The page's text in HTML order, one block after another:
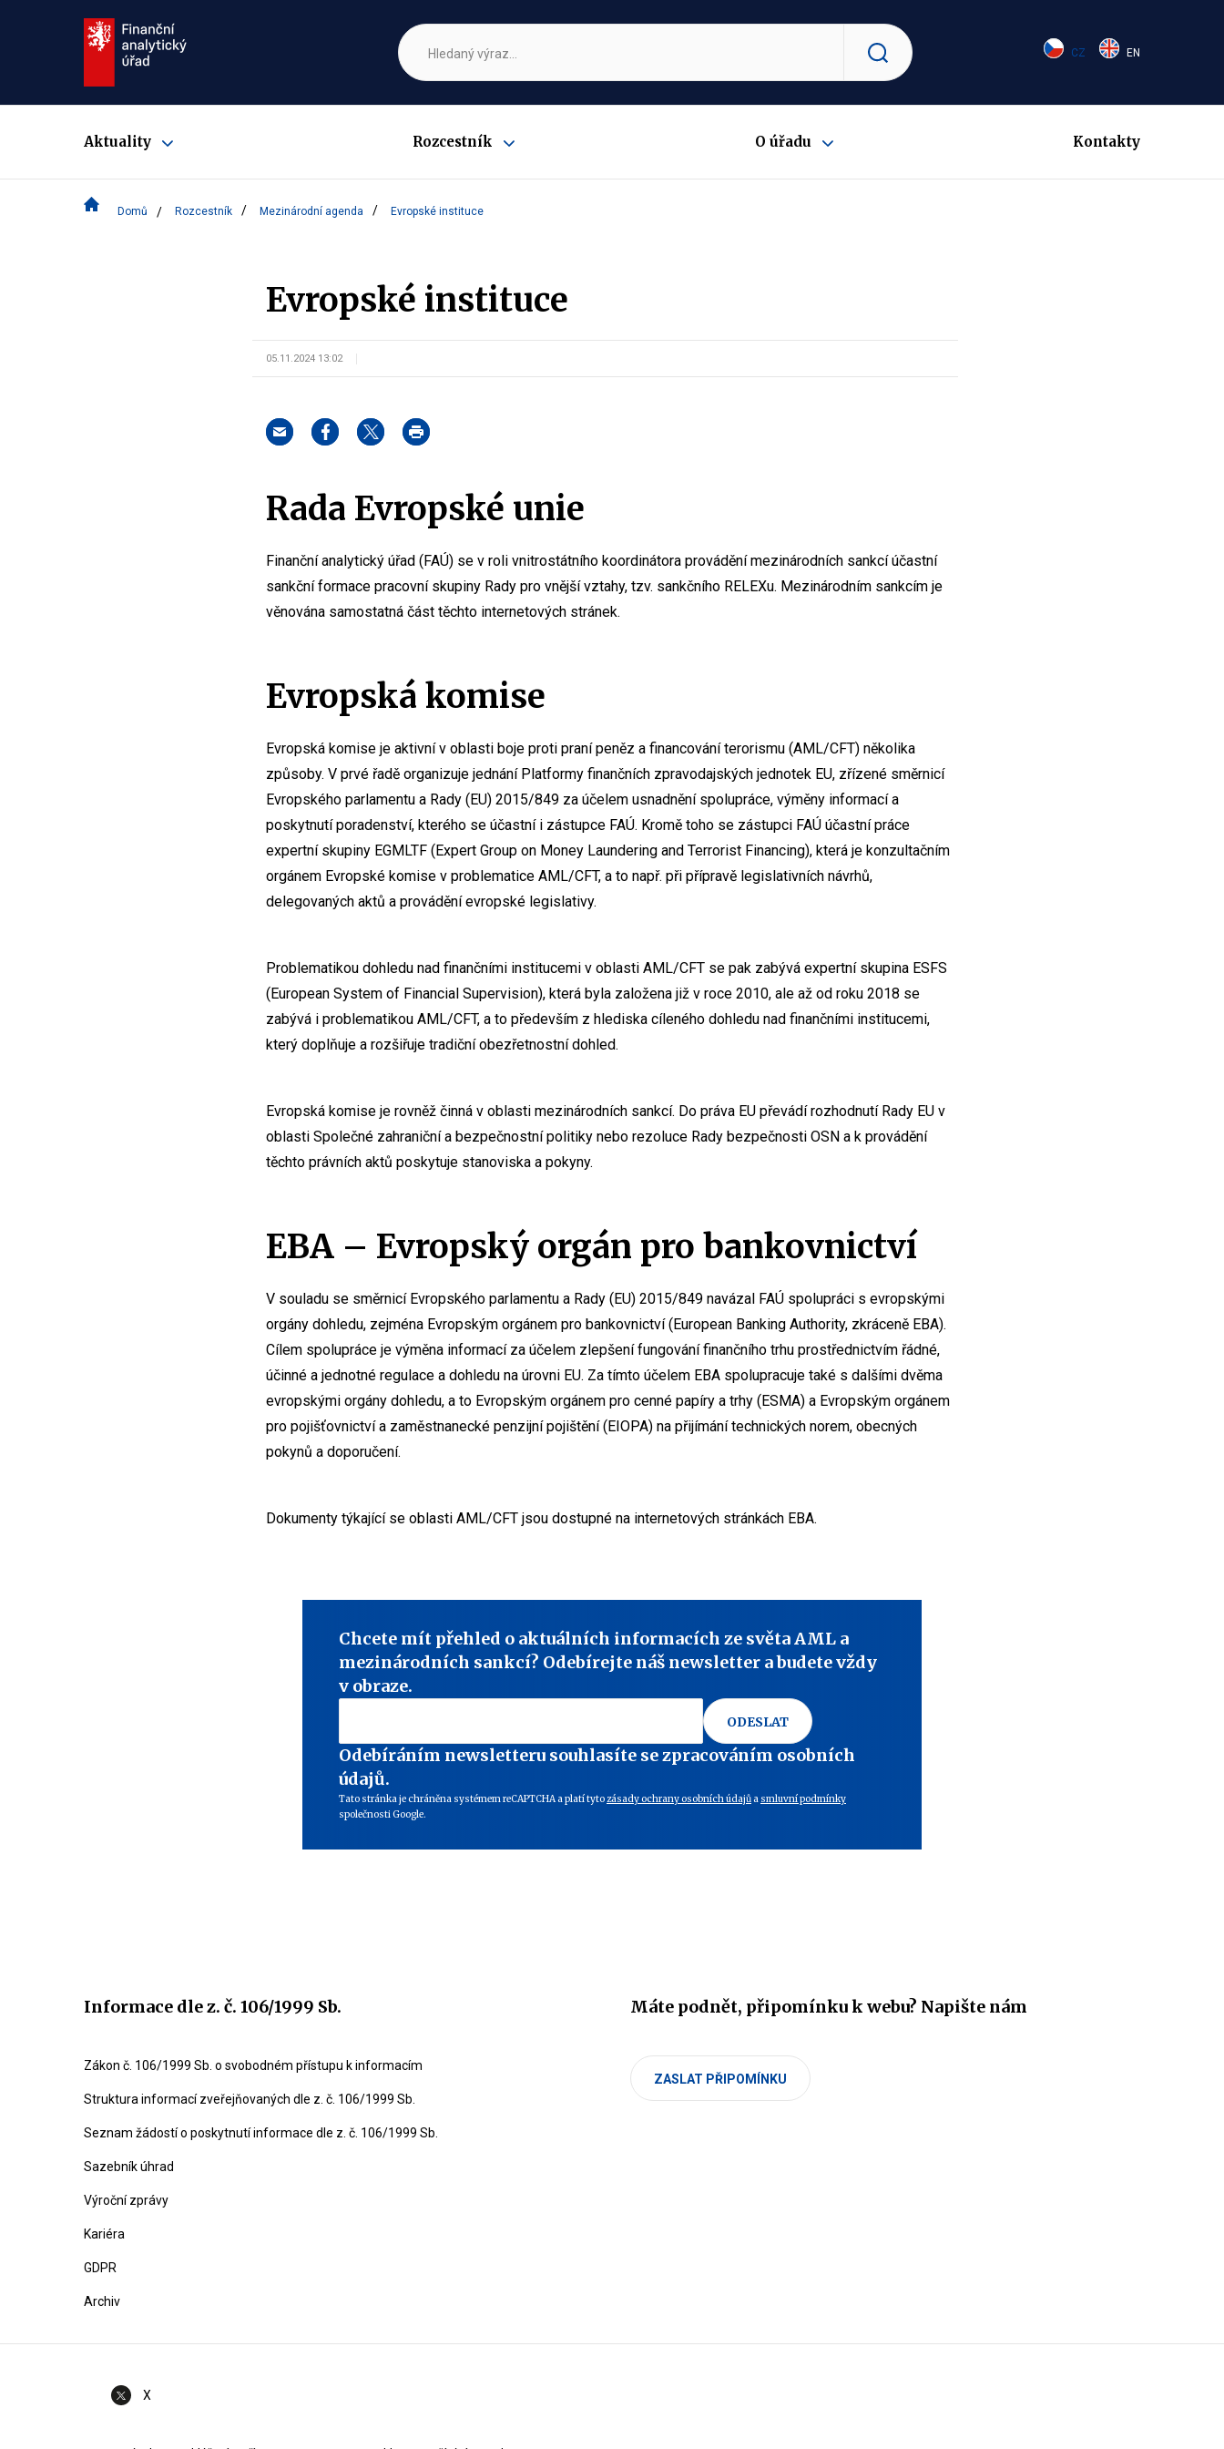
CZ EN
Aktuality Rozcestník O úřadu Kontakty
Domů Rozcestník Mezinárodní agenda Evropské instituce
Evropské instituce
05.11.2024 13:02
Rada Evropské unie
Finanční analytický úřad (FAÚ) se v roli vnitrostátního koordinátora provádění mezinárodních sankcí účastní
sankční formace pracovní skupiny Rady pro vnější vztahy, tzv. sankčního RELEXu. Mezinárodním sankcím je
věnována samostatná část těchto internetových stránek.
Evropská komise
Evropská komise je aktivní v oblasti boje proti praní peněz a financování terorismu (AML/CFT) několika
způsoby. V prvé řadě organizuje jednání Platformy finančních zpravodajských jednotek EU, zřízené směrnicí
Evropského parlamentu a Rady (EU) 2015/849 za účelem usnadnění spolupráce, výměny informací a
poskytnutí poradenství, kterého se účastní i zástupce FAÚ. Kromě toho se zástupci FAÚ účastní práce
expertní skupiny EGMLTF (Expert Group on Money Laundering and Terrorist Financing), která je konzultačním
orgánem Evropské komise v problematice AML/CFT, a to např. při přípravě legislativních návrhů,
delegovaných aktů a provádění evropské legislativy.
Problematikou dohledu nad finančními institucemi v oblasti AML/CFT se pak zabývá expertní skupina ESFS
(European System of Financial Supervision), která byla založena již v roce 2010, ale až od roku 2018 se
zabývá i problematikou AML/CFT, a to především z hlediska cíleného dohledu nad finančními institucemi,
který doplňuje a rozšiřuje tradiční obezřetnostní dohled.
Evropská komise je rovněž činná v oblasti mezinárodních sankcí. Do práva EU převádí rozhodnutí Rady EU v
oblasti Společné zahraniční a bezpečnostní politiky nebo rezoluce Rady bezpečnosti OSN a k provádění
těchto právních aktů poskytuje stanoviska a pokyny.
EBA – Evropský orgán pro bankovnictví
V souladu se směrnicí Evropského parlamentu a Rady (EU) 2015/849 navázal FAÚ spolupráci s evropskými
orgány dohledu, zejména Evropským orgánem pro bankovnictví (European Banking Authority, zkráceně EBA).
Cílem spolupráce je výměna informací za účelem zlepšení fungování finančního trhu prostřednictvím řádné,
účinné a jednotné regulace a dohledu na úrovni EU. Za tímto účelem EBA spolupracuje také s dalšími dvěma
evropskými orgány dohledu, a to Evropským orgánem pro cenné papíry a trhy (ESMA) a Evropským orgánem
pro pojišťovnictví a zaměstnanecké penzijní pojištění (EIOPA) na přijímání technických norem, obecných
pokynů a doporučení.
Dokumenty týkající se oblasti AML/CFT jsou dostupné na internetových stránkách EBA.
Chcete mít přehled o aktuálních informacích ze světa AML a
mezinárodních sankcí? Odebírejte náš newsletter a budete vždy
v obraze.
ODESLAT
Odebíráním newsletteru souhlasíte se zpracováním osobních
údajů.
Tato stránka je chráněna systémem reCAPTCHA a platí tytozásady ochrany osobních údajůa smluvní podmínky
společnosti Google.
Informace dle z. č. 106/1999 Sb.
Zákon č. 106/1999 Sb. o svobodném přístupu k informacím
Struktura informací zveřejňovaných dle z. č. 106/1999 Sb.
Seznam žádostí o poskytnutí informace dle z. č. 106/1999 Sb.
Sazebník úhrad
Výroční zprávy
Kariéra
GDPR
Archiv
Máte podnět, připomínku k webu? Napište nám
ZASLAT PŘIPOMÍNKU
X